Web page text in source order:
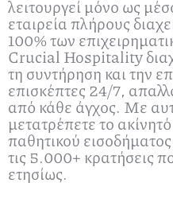
λειτουργεί μόνο ως
εταιρεία πλήρους
100% των
Crucial Hospitality
τη συντήρηση και την
επισκέπτες 24/7,
από κάθε άγχος. Με
μετατρέπετε το
παθητικού
τις 5.000+ κρατήσεις
ετησίως.